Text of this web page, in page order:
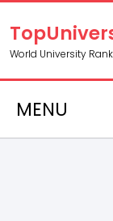
World University
MENU